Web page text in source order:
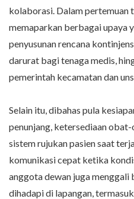
kolaborasi. Dalam pertemuan
memaparkan berbagai upaya
penyusunan rencana
darurat bagi tenaga medis,
pemerintah kecamatan dan
Selain itu, dibahas pula
penunjang, ketersediaan
sistem rujukan pasien saat
komunikasi cepat ketika
anggota dewan juga menggali
dihadapi di lapangan,